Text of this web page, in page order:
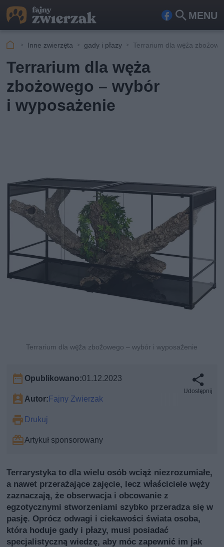
MENU
Fa
ook
Szu
Inne zwierzęta gady i płazy Terrarium dla węża
Terrarium dla węża
zbożowego – wybór
i wyposażenie
Terrarium dla węża zbożowego – wybór i wyposażenie
Opublikowano:01.12.2023
Autor:Fajny Zwierzak
Drukuj
Artykuł sponsorowany
Udostępnij
Terrarystyka to dla wielu osób wciąż niezrozumiałe,
a nawet przerażające zajęcie, lecz właściciele węży
zaznaczają, że obserwacja i obcowanie z
egzotycznymi stworzeniami szybko przeradza się w
pasję. Oprócz odwagi i ciekawości świata osoba,
która hoduje gady i płazy, musi posiadać
specjalistyczną wiedzę, aby móc zapewnić im jak